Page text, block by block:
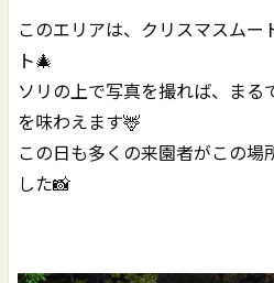
このエリアは、クリスマスムー
ト🎄
ソリの上で写真を撮れば、ま
を味わえます🦌
この日も多くの来園者がこの場
した📸